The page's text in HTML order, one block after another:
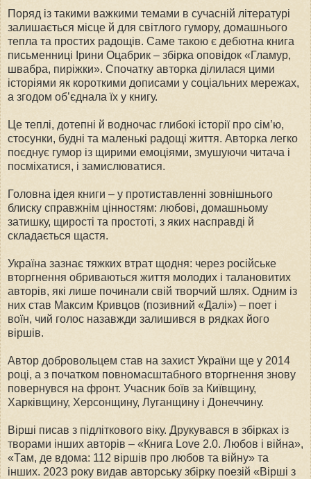
Поряд із такими важкими темами в сучасній літературі
залишається місце й для світлого гумору, домашнього
тепла та простих радощів. Саме такою є дебютна книга
письменниці Ірини Оцабрик – збірка оповідок «Гламур,
швабра, пиріжки». Спочатку авторка ділилася цими
історіями як короткими дописами у соціальних мережах,
а згодом об’єднала їх у книгу.
Це теплі, дотепні й водночас глибокі історії про сім’ю,
стосунки, будні та маленькі радощі життя. Авторка легко
поєднує гумор із щирими емоціями, змушуючи читача і
посміхатися, і замислюватися.
Головна ідея книги – у протиставленні зовнішнього
блиску справжнім цінностям: любові, домашньому
затишку, щирості та простоті, з яких насправді й
складається щастя.
Україна зазнає тяжких втрат щодня: через російське
вторгнення обриваються життя молодих і талановитих
авторів, які лише починали свій творчий шлях. Одним із
них став Максим Кривцов (позивний «Далі») – поет і
воїн, чий голос назавжди залишився в рядках його
віршів.
Автор добровольцем став на захист України ще у 2014
році, а з початком повномасштабного вторгнення знову
повернувся на фронт. Учасник боїв за Київщину,
Харківщину, Херсонщину, Луганщину і Донеччину.
Вірші писав з підліткового віку. Друкувався в збірках із
творами інших авторів – «Книга Love 2.0. Любов і війна»,
«Там, де вдома: 112 віршів про любов та війну» та
інших. 2023 року видав авторську збірку поезій «Вірші з